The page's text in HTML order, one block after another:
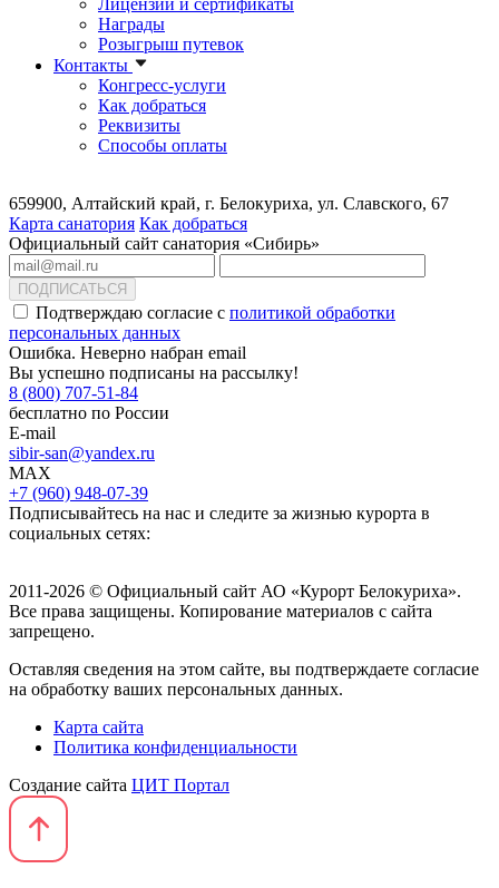
Награды
Розыгрыш путевок
Контакты
Конгресс-услуги
Как добраться
Реквизиты
Способы оплаты
659900, Алтайский край, г. Белокуриха, ул. Славского, 67
Карта санатория Как добраться
Официальный сайт санатория «Сибирь»
ПОДПИСАТЬСЯ
Подтверждаю согласие с политикой обработки
персональных данных
Ошибка. Неверно набран email
Вы успешно подписаны на рассылку!
8 (800) 707-51-84
бесплатно по России
E-mail
sibir-san@yandex.ru
MAX
+7 (960) 948-07-39
Подписывайтесь на нас и следите за жизнью курорта в
социальных сетях:
2011-2026 © Официальный сайт АО «Курорт Белокуриха».
Все права защищены. Копирование материалов с сайта
запрещено.
Оставляя сведения на этом сайте, вы подтверждаете согласие
на обработку ваших персональных данных.
Карта сайта
Политика конфиденциальности
Создание сайта ЦИТ Портал